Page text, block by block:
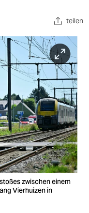
teilen
zwischen einem
Vierhuizen in